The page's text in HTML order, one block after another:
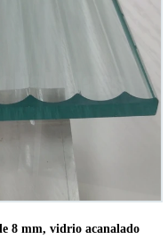
8 mm, vidrio acanalado